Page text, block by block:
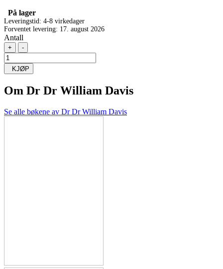
På lager
Leveringstid: 4-8 virkedager
Forventet levering: 17. august 2026
Antall
+ -
KJØP
Om Dr Dr William Davis
Se alle bøkene av Dr Dr William Davis